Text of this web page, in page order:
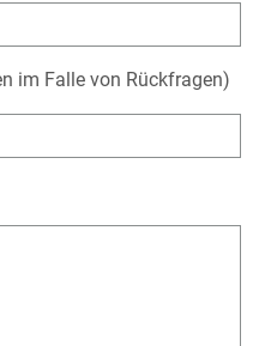
im Falle von Rückfragen)